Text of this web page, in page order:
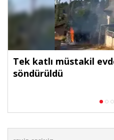
Tek katlı müstakil
söndürüldü